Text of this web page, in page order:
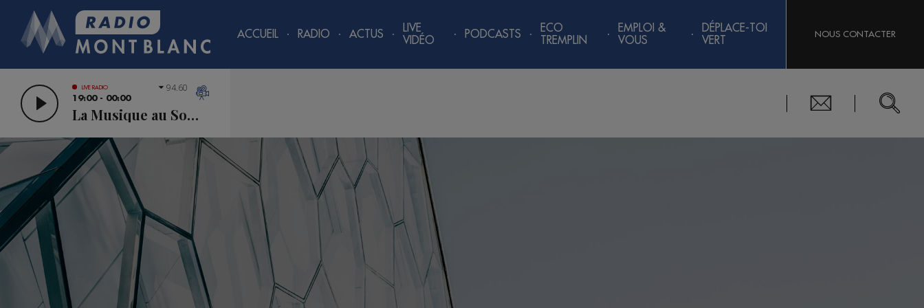
ACCUEIL RADIO ACTUS
LIVE
VIDÉO
PODCASTS
ECO
TREMPLIN
EMPLOI &
VOUS
DÉPLACE-TOI
VERT
NOUS CONTACTER
LIVE RADIO
19:00 - 00:00
La Musique au Sommet
94.60